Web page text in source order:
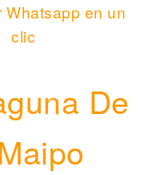
Whatsapp en un
clic
De